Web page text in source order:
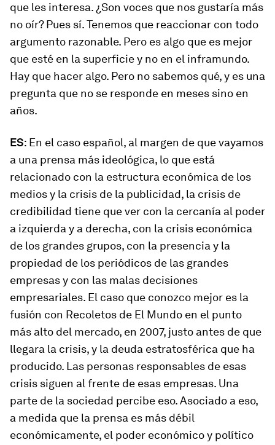
que les interesa. ¿Son voces que nos gustaría más
no oír? Pues sí. Tenemos que reaccionar con todo
argumento razonable. Pero es algo que es mejor
que esté en la superficie y no en el inframundo.
Hay que hacer algo. Pero no sabemos qué, y es una
pregunta que no se responde en meses sino en
años.
ES: En el caso español, al margen de que vayamos
a una prensa más ideológica, lo que está
relacionado con la estructura económica de los
medios y la crisis de la publicidad, la crisis de
credibilidad tiene que ver con la cercanía al poder
a izquierda y a derecha, con la crisis económica
de los grandes grupos, con la presencia y la
propiedad de los periódicos de las grandes
empresas y con las malas decisiones
empresariales. El caso que conozco mejor es la
fusión con Recoletos de El Mundo en el punto
más alto del mercado, en 2007, justo antes de que
llegara la crisis, y la deuda estratosférica que ha
producido. Las personas responsables de esas
crisis siguen al frente de esas empresas. Una
parte de la sociedad percibe eso. Asociado a eso,
a medida que la prensa es más débil
económicamente, el poder económico y político